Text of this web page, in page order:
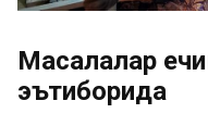
Масалалар
эътиборида